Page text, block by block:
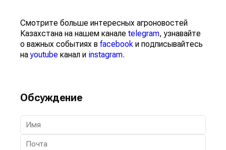
Смотрите больше интересных агроновостей
Казахстана на нашем канале telegram, узнавайте
о важных событиях в facebook и подписывайтесь
наyoutube канал и instagram.
Обсуждение